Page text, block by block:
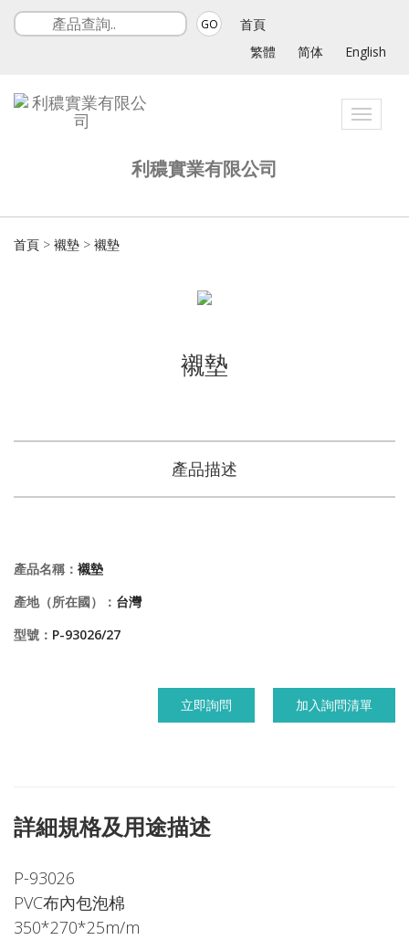
GO
首頁
繁體
简体 English
Toggle
利穠實業有限公司
首頁 > 襯墊 > 襯墊
襯墊
產品描述
產品名稱： 襯墊
產地（所在國）： 台灣
型號： P-93026/27
立即詢問 加入詢問清單
詳細規格及用途描述
P-93026
PVC布內包泡棉
350*270*25m/m